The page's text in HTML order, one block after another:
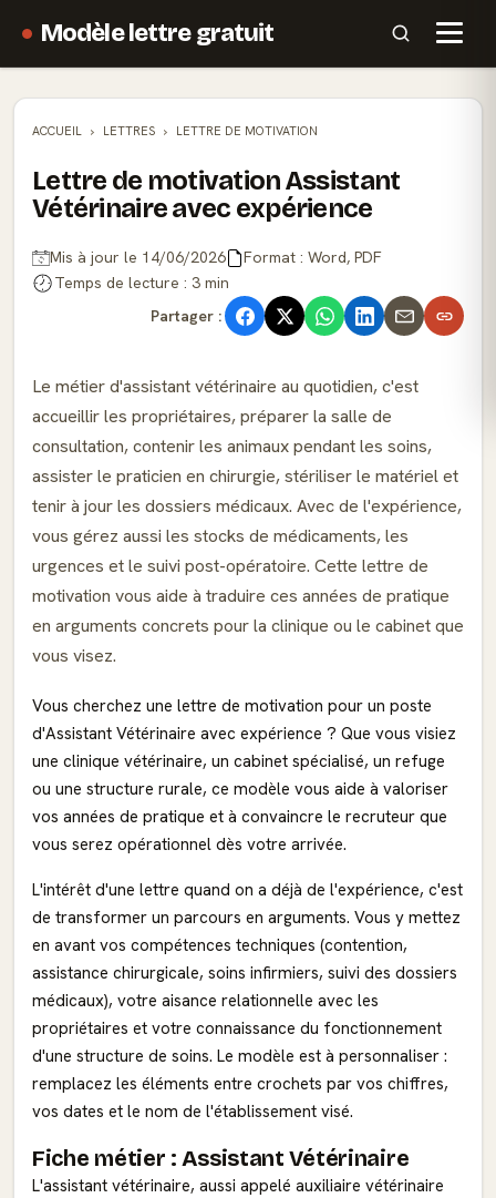
Modèle lettre gratuit
ACCUEIL LETTRES LETTRE DE MOTIVATION
Lettre de motivation Assistant
Vétérinaire avec expérience
Mis à jour le 14/06/2026
Format : Word, PDF
Temps de lecture : 3 min
Partager :
Le métier d'assistant vétérinaire au quotidien, c'est
accueillir les propriétaires, préparer la salle de
consultation, contenir les animaux pendant les soins,
assister le praticien en chirurgie, stériliser le matériel et
tenir à jour les dossiers médicaux. Avec de l'expérience,
vous gérez aussi les stocks de médicaments, les
urgences et le suivi post-opératoire. Cette lettre de
motivation vous aide à traduire ces années de pratique
en arguments concrets pour la clinique ou le cabinet que
vous visez.
Vous cherchez une lettre de motivation pour un poste
d'Assistant Vétérinaire avec expérience ? Que vous visiez
une clinique vétérinaire, un cabinet spécialisé, un refuge
ou une structure rurale, ce modèle vous aide à valoriser
vos années de pratique et à convaincre le recruteur que
vous serez opérationnel dès votre arrivée.
L'intérêt d'une lettre quand on a déjà de l'expérience, c'est
de transformer un parcours en arguments. Vous y mettez
en avant vos compétences techniques (contention,
assistance chirurgicale, soins infirmiers, suivi des dossiers
médicaux), votre aisance relationnelle avec les
propriétaires et votre connaissance du fonctionnement
d'une structure de soins. Le modèle est à personnaliser :
remplacez les éléments entre crochets par vos chiffres,
vos dates et le nom de l'établissement visé.
Fiche métier : Assistant Vétérinaire
L'assistant vétérinaire, aussi appelé auxiliaire vétérinaire